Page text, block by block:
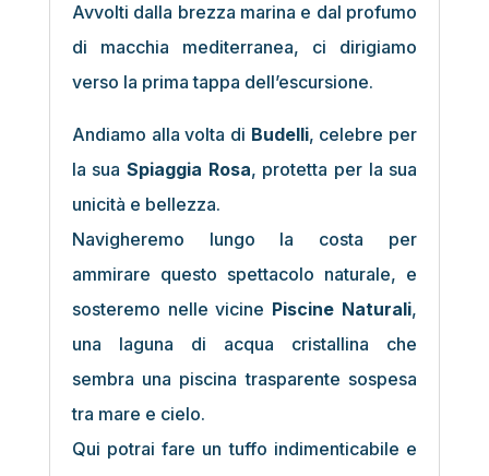
Avvolti dalla brezza marina e dal profumo
di macchia mediterranea, ci dirigiamo
verso la prima tappa dell’escursione.
Andiamo alla volta di Budelli, celebre per
la suaSpiaggia Rosa, protetta per la sua
unicità e bellezza.
Navigheremo lungo la costa per
ammirare questo spettacolo naturale, e
sosteremo nelle vicine Piscine Naturali,
una laguna di acqua cristallina che
sembra una piscina trasparente sospesa
tra mare e cielo.
Qui potrai fare un tuffo indimenticabile e